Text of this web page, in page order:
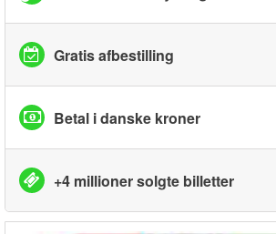
Gratis afbestilling
Betal i danske kroner
+4 millioner solgte billetter